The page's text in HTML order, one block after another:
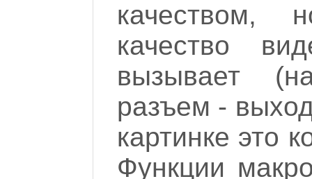
качеством,
качество
вызывает
разъем -
картинке это
Функции